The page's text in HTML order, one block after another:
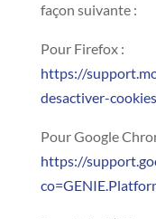
façon suivante :
Pour Firefox :
https://
desactiver-
Pour Google
https://